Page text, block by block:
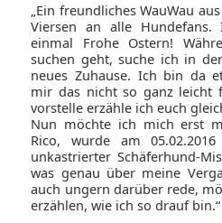
„Ein freundliches WauWau
Viersen an alle
einmal Frohe Ostern!
suchen geht, suche ich in
neues Zuhause. Ich bin da
mir das nicht so ganz leicht
vorstelle erzähle ich euch
Nun möchte ich mich erst
Rico, wurde am
unkastrierter Schäferhund-
was genau über meine
auch ungern darüber rede,
erzählen, wie ich so drauf bin.“